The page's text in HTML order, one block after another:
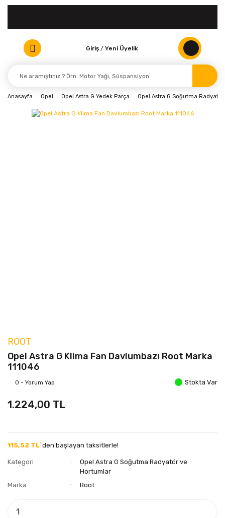
Giriş / Yeni Üyelik
Anasayfa Opel Opel Astra G Yedek Parça Opel Astra G Soğutma
ROOT
Opel Astra G Klima Fan Davlumbazı Root Marka
111046
0 - Yorum Yap Stokta Var
1.224,00 TL
115,52 TL`den başlayan taksitlerle!
Kategori
Opel Astra G Soğutma Radyatör ve
Hortumlar
Marka
Root